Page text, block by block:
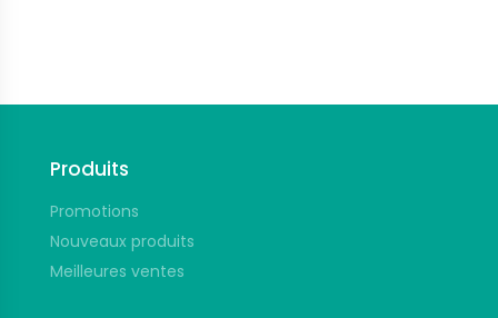
Produits
Promotions
Nouveaux produits
Meilleures ventes